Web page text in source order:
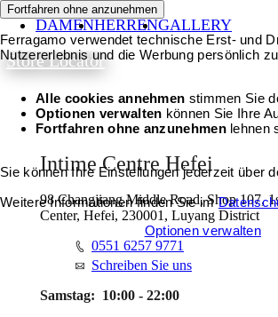
DAMENHERRENGALLERY
Store Locator
Intime Centre Hefei
98 Changjiang Middle Road, Shop 107,
Center, Hefei, 230001, Luyang District
0551 6257 9771
Schreiben Sie uns
Samstag: 10:00 - 22:00
Fortfahren ohne anzunehmen
Ferragamo verwendet technische Erst- und
Nutzererlebnis und die Werbung persönlich
Alle cookies annehmen stimmen Sie
Optionen verwalten können Sie Ihre
Fortfahren ohne anzunehmenlehnen
Sie können Ihre Einstellungen jederzeit über
Weitere Informationen finden Sie im
Optionen verwalten